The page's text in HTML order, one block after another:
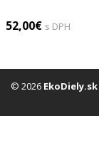
52,00€ s DPH
© 2026 EkoDiely.sk